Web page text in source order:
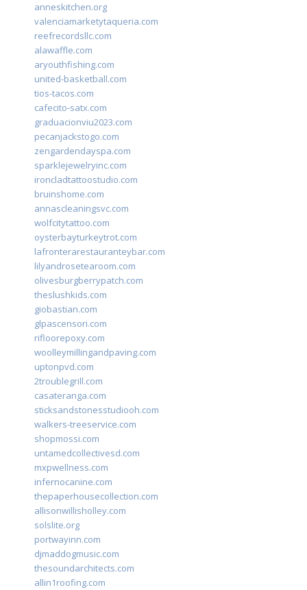
anneskitchen.org
valenciamarketytaqueria.com
reefrecordsllc.com
alawaffle.com
aryouthfishing.com
united-basketball.com
tios-tacos.com
cafecito-satx.com
graduacionviu2023.com
pecanjackstogo.com
zengardendayspa.com
sparklejewelryinc.com
ironcladtattoostudio.com
bruinshome.com
annascleaningsvc.com
wolfcitytattoo.com
oysterbayturkeytrot.com
lafronterarestauranteybar.com
lilyandrosetearoom.com
olivesburgberrypatch.com
theslushkids.com
giobastian.com
glpascensori.com
rifloorepoxy.com
woolleymillingandpaving.com
uptonpvd.com
2troublegrill.com
casateranga.com
sticksandstonesstudiooh.com
walkers-treeservice.com
shopmossi.com
untamedcollectivesd.com
mxpwellness.com
infernocanine.com
thepaperhousecollection.com
allisonwillisholley.com
solslite.org
portwayinn.com
djmaddogmusic.com
thesoundarchitects.com
allin1roofing.com